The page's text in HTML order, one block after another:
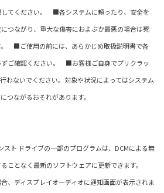
してください。 ■各システムに頼ったり、安全を
つながり、重大な傷害におよぶか最悪の場合は死
。 ■ご使用の前には、あらかじめ取扱説明書で各
ずご確認ください。 ■お客様ご自身でプリクラッ
わないでください。対象や状況によってはシステム
つながるおそれがあります。
ト ドライブの一部のプログラムは、DCMによる無
ことなく最新のソフトウェアに更新できます。
、ディスプレイオーディオに通知画面が表示されま